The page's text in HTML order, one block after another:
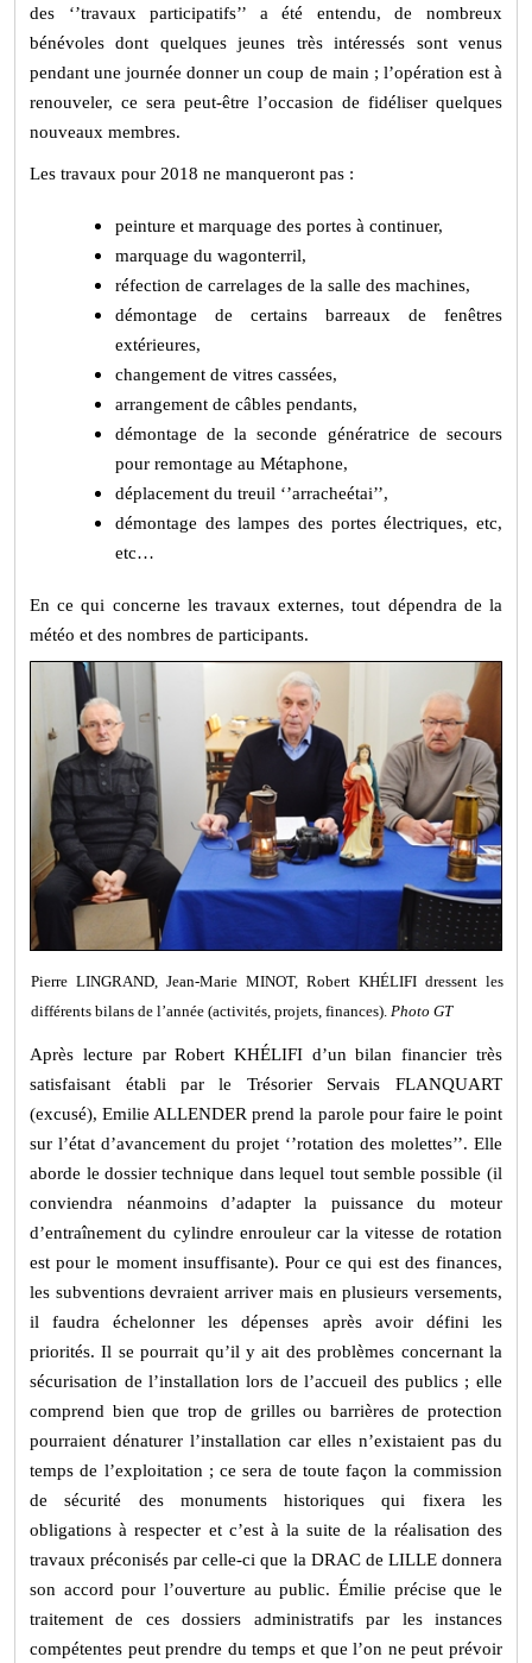
des ‘’travaux participatifs’’ a été entendu, de nombreux
bénévoles dont quelques jeunes très intéressés sont venus
pendant une journée donner un coup de main ; l’opération est à
renouveler, ce sera peut-être l’occasion de fidéliser quelques
nouveaux membres.
Les travaux pour 2018 ne manqueront pas :
peinture et marquage des portes à continuer,
marquage du wagonterril,
réfection de carrelages de la salle des machines,
démontage de certains barreaux de fenêtres
extérieures,
changement de vitres cassées,
arrangement de câbles pendants,
démontage de la seconde génératrice de secours
pour remontage au Métaphone,
déplacement du treuil ‘’arracheétai’’,
démontage des lampes des portes électriques, etc,
etc…
En ce qui concerne les travaux externes, tout dépendra de la
météo et des nombres de participants.
Pierre LINGRAND, Jean-Marie MINOT, Robert KHÉLIFI dressent les
différents bilans de l’année (activités, projets, finances). Photo GT
Après lecture par Robert KHÉLIFI d’un bilan financier très
satisfaisant établi par le Trésorier Servais FLANQUART
(excusé), Emilie ALLENDER prend la parole pour faire le point
sur l’état d’avancement du projet ‘’rotation des molettes’’. Elle
aborde le dossier technique dans lequel tout semble possible (il
conviendra néanmoins d’adapter la puissance du moteur
d’entraînement du cylindre enrouleur car la vitesse de rotation
est pour le moment insuffisante). Pour ce qui est des finances,
les subventions devraient arriver mais en plusieurs versements,
il faudra échelonner les dépenses après avoir défini les
priorités. Il se pourrait qu’il y ait des problèmes concernant la
sécurisation de l’installation lors de l’accueil des publics ; elle
comprend bien que trop de grilles ou barrières de protection
pourraient dénaturer l’installation car elles n’existaient pas du
temps de l’exploitation ; ce sera de toute façon la commission
de sécurité des monuments historiques qui fixera les
obligations à respecter et c’est à la suite de la réalisation des
travaux préconisés par celle-ci que la DRAC de LILLE donnera
son accord pour l’ouverture au public. Émilie précise que le
traitement de ces dossiers administratifs par les instances
compétentes peut prendre du temps et que l’on ne peut prévoir